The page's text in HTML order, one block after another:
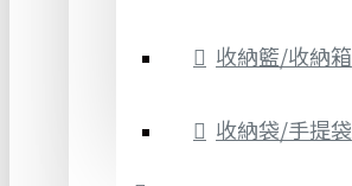
收納籃/收納箱
收納袋/手提袋